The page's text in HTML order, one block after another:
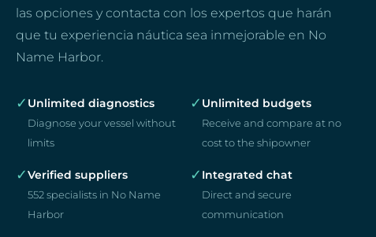
las opciones y contacta con los expertos que harán
que tu experiencia náutica sea inmejorable en No
Name Harbor.
✓ Unlimited diagnostics
Diagnose your vessel without
limits
✓ Unlimited budgets
Receive and compare at no
cost to the shipowner
✓Verified suppliers
552 specialists in No Name
Harbor
✓ Integrated chat
Direct and secure
communication